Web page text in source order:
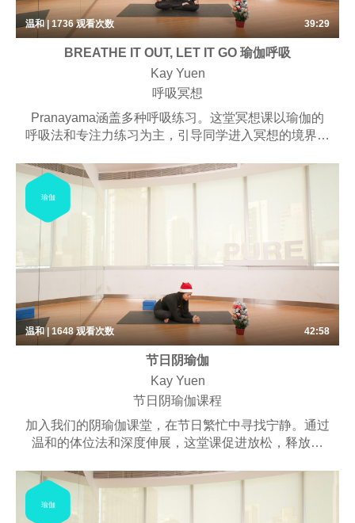
温和 | 1736观看次数 39:29
BREATHE IT OUT, LET IT GO 瑜伽呼吸
Kay Yuen
呼吸冥想
Pranayama涵盖多种呼吸练习。这堂冥想课以瑜伽的
呼吸法和专注力练习为主，引导同学进入冥想的境界。
松、平静、愉悦的功效。课堂可能包含一些简单的体位
法。
适合渴望安定思绪、焕发身心的同学。
瑜伽
温和 | 1648观看次数 42:58
节日阴瑜伽
Kay Yuen
节日阴瑜伽课程
加入我们的阴瑜伽课堂，在节日繁忙中寻找宁静。通过
温和的体位法和深度伸展，这堂课促进放松，释放压
量，在节庆季节保持冷静。
瑜伽